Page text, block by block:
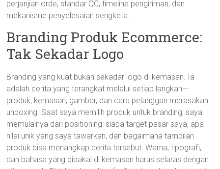
perjanjian orde, standar QC, timeline pengiriman, dan
mekanisme penyelesaian sengketa.
Branding Produk Ecommerce:
Tak Sekadar Logo
Branding yang kuat bukan sekadar logo di kemasan. Ia
adalah cerita yang terangkat melalui setiap langkah—
produk, kemasan, gambar, dan cara pelanggan merasakan
unboxing. Saat saya memilih produk untuk branding, saya
memulainya dari positioning: siapa target pasar saya, apa
nilai unik yang saya tawarkan, dan bagaimana tampilan
produk bisa menangkap cerita tersebut. Warna, tipografi,
dan bahasa yang dipakai di kemasan harus selaras dengan